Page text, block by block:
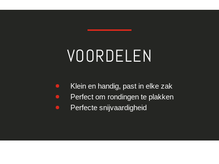
VOORDELEN
Klein en handig, past in elke zak
Perfect om rondingen te plakken
Perfecte snijvaardigheid